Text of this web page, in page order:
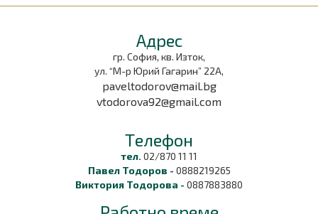
Aдрес
гр. София, кв. Изток,
ул. “М-р Юрий Гагарин” 22А,
paveltodorov@mail.bg
vtodorova92@gmail.com
Tелефон
тел. 02/870 11 11
Павел Тодоров - 0888219265
Виктория Тодорова - 0887883880